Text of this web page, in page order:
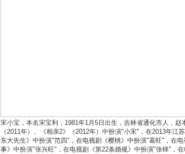
宋小宝，本名宋宝利，1981年1月5日出生，吉林省通化市人，赵
（2011年）、《相亲2》（2012年）中扮演"小宋"，在2013年
东大先生》中扮演"范四"，在电视剧《樱桃》中扮演"葛旺"，在
事》中扮演"张兴旺"，在电视剧《第22条婚规》中扮演"张铎"，